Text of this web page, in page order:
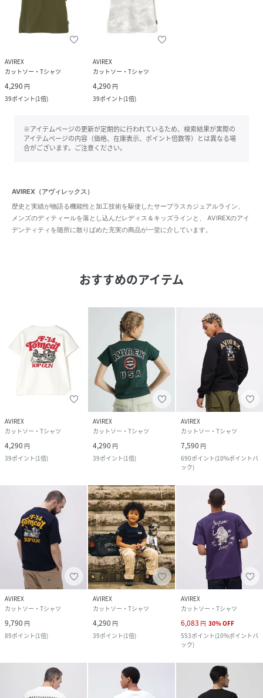
AVIREX
カットソー・Tシャツ
4,290 円
39ポイント(1倍)
AVIREX
カットソー・Tシャツ
4,290 円
39ポイント(1倍)
※アイテムページの更新が定期的に行われているため、検索結果が実際の
アイテムページの内容（価格、在庫表示、ポイント倍数等）とは異なる場
合がございます。ご注意ください。
AVIREX（アヴィレックス）
歴史と実績が物語る機能性と加工技術を駆使したサープラスカジュアルライン、
メンズのディティールを落とし込んだレディス＆キッズラインと、 AVIREXのアイ
デンティティを随所に散りばめた充実の商品が一堂に介しています。
おすすめのアイテム
AVIREX
カットソー・Tシャツ
4,290 円
39ポイント(1倍)
AVIREX
カットソー・Tシャツ
4,290 円
39ポイント(1倍)
AVIREX
カットソー・Tシャツ
7,590 円
690ポイント(10%ポイントバ
ック)
AVIREX
カットソー・Tシャツ
9,790 円
89ポイント(1倍)
AVIREX
カットソー・Tシャツ
4,290 円
39ポイント(1倍)
AVIREX
カットソー・Tシャツ
6,083 円 30%OFF
553ポイント(10%ポイントバ
ック)